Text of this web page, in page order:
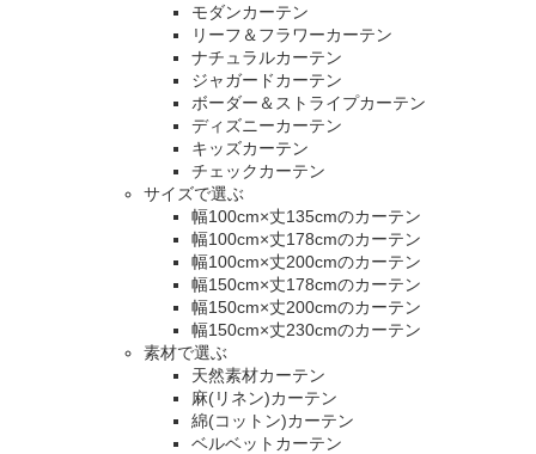
モダンカーテン
リーフ＆フラワーカーテン
ナチュラルカーテン
ジャガードカーテン
ボーダー＆ストライプカーテン
ディズニーカーテン
キッズカーテン
チェックカーテン
サイズで選ぶ
幅100cm×丈135cmのカーテン
幅100cm×丈178cmのカーテン
幅100cm×丈200cmのカーテン
幅150cm×丈178cmのカーテン
幅150cm×丈200cmのカーテン
幅150cm×丈230cmのカーテン
素材で選ぶ
天然素材カーテン
麻(リネン)カーテン
綿(コットン)カーテン
ベルベットカーテン